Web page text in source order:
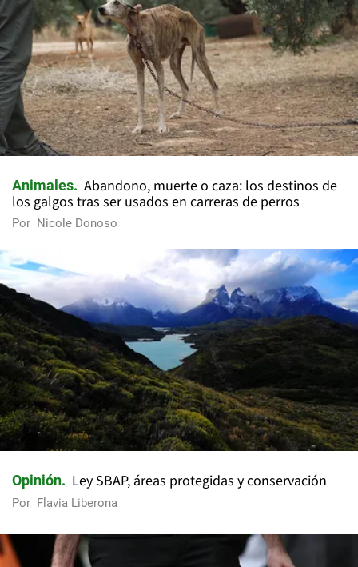
Animales
Abandono, muerte o caza: los destinos de
los galgos tras ser usados en carreras de perros
Por Nicole Donoso
Opinión Ley SBAP, áreas protegidas y conservación
Por Flavia Liberona